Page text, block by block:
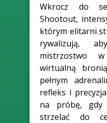
Wkrocz do
Shootout,
którym elitarni
rywalizują,
mistrzostwo
wirtualną
pełnym
refleks i
na próbę, gdy
strzelać do